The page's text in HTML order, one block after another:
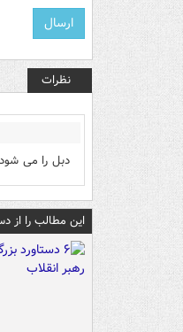
نظرات
دبل را می
این مطالب را از